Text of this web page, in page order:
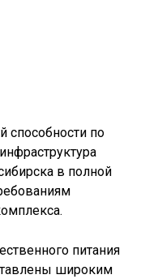
способности по
в полной
питания
широким